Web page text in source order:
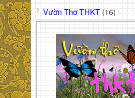
Vườn Thơ THKT (16)